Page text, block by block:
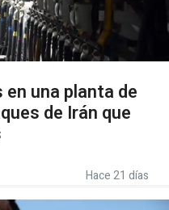
una planta de
de Irán que
Hace 21 días